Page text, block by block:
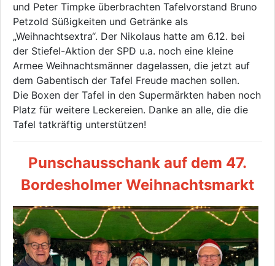
und Peter Timpke überbrachten Tafelvorstand Bruno
Petzold Süßigkeiten und Getränke als
„Weihnachtsextra“. Der Nikolaus hatte am 6.12. bei
der Stiefel-Aktion der SPD u.a. noch eine kleine
Armee Weihnachtsmänner dagelassen, die jetzt auf
dem Gabentisch der Tafel Freude machen sollen.
Die Boxen der Tafel in den Supermärkten haben noch
Platz für weitere Leckereien. Danke an alle, die die
Tafel tatkräftig unterstützen!
Punschausschank auf dem 47.
Bordesholmer Weihnachtsmarkt